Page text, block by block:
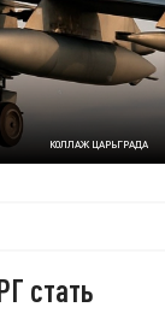
КОЛЛАЖ ЦАРЬГРАДА
стать